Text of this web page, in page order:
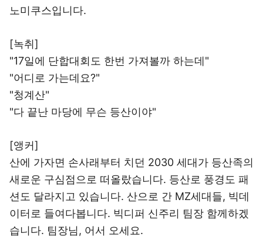
노미쿠스입니다.
[녹취]
"17일에 단합대회도 한번 가져볼까 하는데"
"어디로 가는데요?"
"청계산"
"다 끝난 마당에 무슨 등산이야"
[앵커]
산에 가자면 손사래부터 치던 2030 세대가 등산족의
새로운 구심점으로 떠올랐습니다. 등산로 풍경도 패
션도 달라지고 있습니다. 산으로 간 MZ세대들, 빅데
이터로 들여다봅니다. 빅디퍼 신주리 팀장 함께하겠
습니다. 팀장님, 어서 오세요.